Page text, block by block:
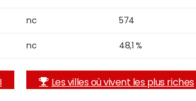
nc 574
nc 48,1 %
Les villes où vivent les plus riches